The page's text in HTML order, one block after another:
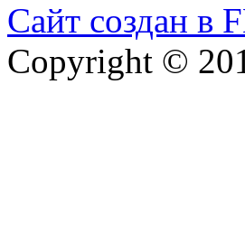
Сайт создан в
Copyright ©